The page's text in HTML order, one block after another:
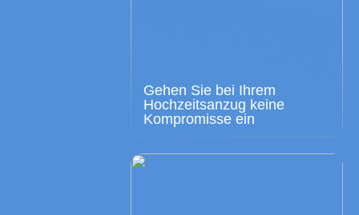
Gehen Sie bei Ihrem
Hochzeitsanzug keine
Kompromisse ein